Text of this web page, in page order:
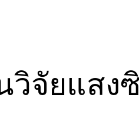
วิจัยแสง